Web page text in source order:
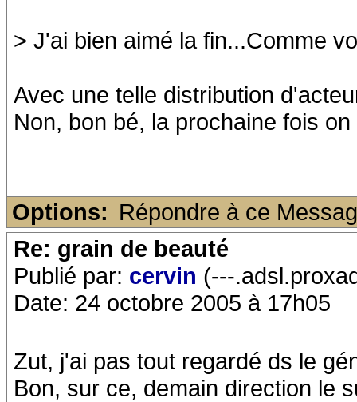
> J'ai bien aimé la fin...Comme
Avec une telle distribution
Non, bon bé, la prochaine fois
Options: Répondre à ce
Re: grain de beauté
Publié par: cervin (---
Date: 24 octobre 2005 à 17h05
Zut, j'ai pas tout regardé ds le
Bon, sur ce, demain direction le